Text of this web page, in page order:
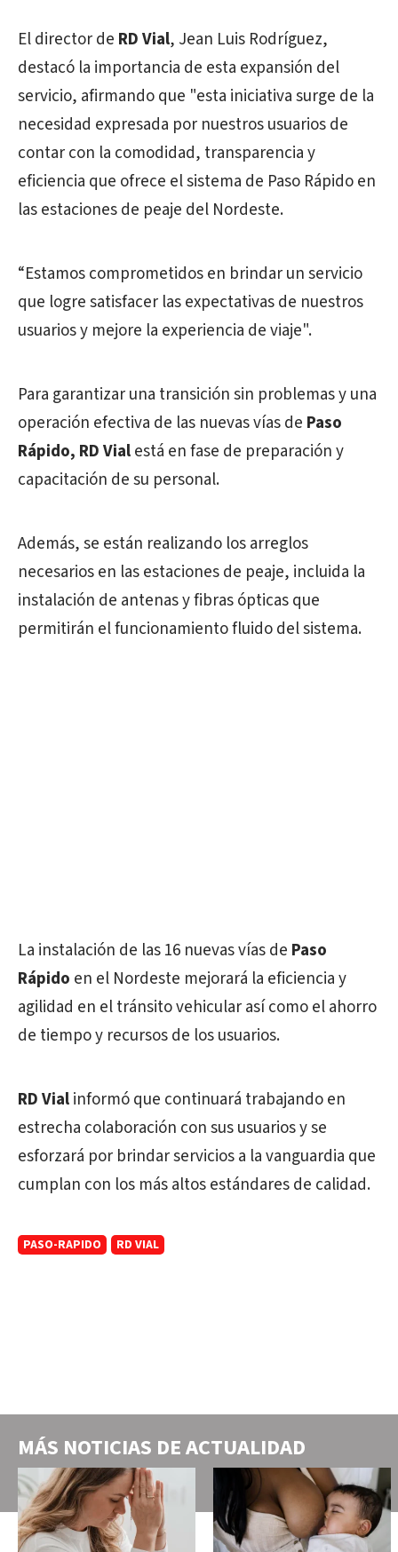
El director de RD Vial, Jean Luis Rodríguez,
destacó la importancia de esta expansión del
servicio, afirmando que "esta iniciativa surge de la
necesidad expresada por nuestros usuarios de
contar con la comodidad, transparencia y
eficiencia que ofrece el sistema de Paso Rápido en
las estaciones de peaje del Nordeste.
“Estamos comprometidos en brindar un servicio
que logre satisfacer las expectativas de nuestros
usuarios y mejore la experiencia de viaje".
Para garantizar una transición sin problemas y una
operación efectiva de las nuevas vías de Paso
Rápido, RD Vialestá en fase de preparación y
capacitación de su personal.
Además, se están realizando los arreglos
necesarios en las estaciones de peaje, incluida la
instalación de antenas y fibras ópticas que
permitirán el funcionamiento fluido del sistema.
La instalación de las 16 nuevas vías de Paso
Rápido en el Nordeste mejorará la eficiencia y
agilidad en el tránsito vehicular así como el ahorro
de tiempo y recursos de los usuarios.
RD Vialinformó que continuará trabajando en
estrecha colaboración con sus usuarios y se
esforzará por brindar servicios a la vanguardia que
cumplan con los más altos estándares de calidad.
PASO-RAPIDO RD VIAL
MÁS NOTICIAS DEACTUALIDAD